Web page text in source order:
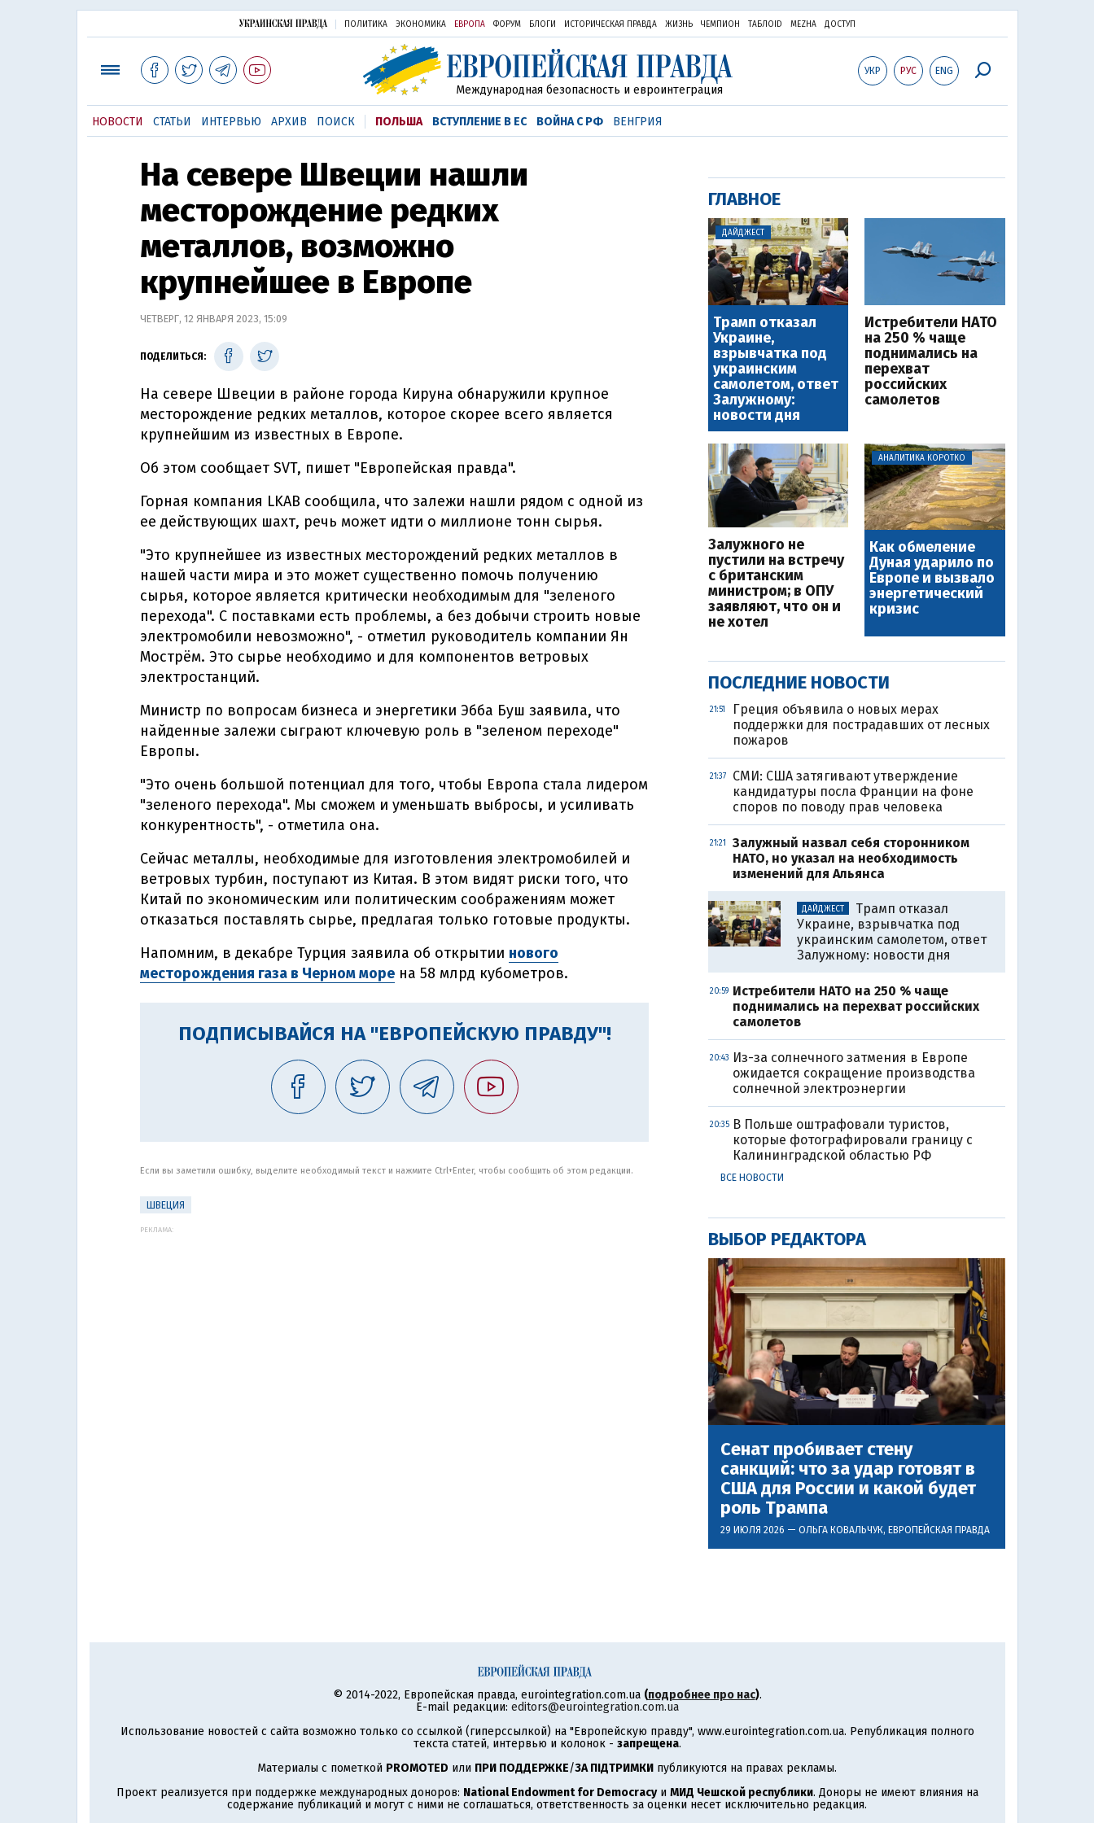
ПОЛИТИКА ЭКОНОМИКА ЕВРОПА ФОРУМ БЛОГИ ИСТОРИЧЕСКАЯ ПРАВДА ЖИЗНЬ ЧЕМПИОН ТАБЛОID MEZHA ДОСТУП
УКР РУС ENG
Международная безопасность и евроинтеграция
НОВОСТИ СТАТЬИ ИНТЕРВЬЮ АРХИВ ПОИСК ПОЛЬША ВСТУПЛЕНИЕ В ЕС ВОЙНА С РФ ВЕНГРИЯ
На севере Швеции нашли
месторождение редких
металлов, возможно
крупнейшее в Европе
ЧЕТВЕРГ, 12 ЯНВАРЯ 2023, 15:09
ПОДЕЛИТЬСЯ:
На севере Швеции в районе города Кируна обнаружили крупное
месторождение редких металлов, которое скорее всего является
крупнейшим из известных в Европе.
Об этом сообщает SVT, пишет "Европейская правда".
Горная компания LKAB сообщила, что залежи нашли рядом с одной из
ее действующих шахт, речь может идти о миллионе тонн сырья.
"Это крупнейшее из известных месторождений редких металлов в
нашей части мира и это может существенно помочь получению
сырья, которое является критически необходимым для "зеленого
перехода". С поставками есть проблемы, а без добычи строить новые
электромобили невозможно", - отметил руководитель компании Ян
Мострём. Это сырье необходимо и для компонентов ветровых
электростанций.
Министр по вопросам бизнеса и энергетики Эбба Буш заявила, что
найденные залежи сыграют ключевую роль в "зеленом переходе"
Европы.
"Это очень большой потенциал для того, чтобы Европа стала лидером
"зеленого перехода". Мы сможем и уменьшать выбросы, и усиливать
конкурентность", - отметила она.
Сейчас металлы, необходимые для изготовления электромобилей и
ветровых турбин, поступают из Китая. В этом видят риски того, что
Китай по экономическим или политическим соображениям может
отказаться поставлять сырье, предлагая только готовые продукты.
Напомним, в декабре Турция заявила об открытии нового
месторождения газа в Черном море на 58 млрд кубометров.
ПОДПИСЫВАЙСЯ НА "ЕВРОПЕЙСКУЮ ПРАВДУ"!
Если вы заметили ошибку, выделите необходимый текст и нажмите Ctrl+Enter, чтобы сообщить об этом редакции.
ШВЕЦИЯ
РЕКЛАМА:
ГЛАВНОЕ
ДАЙДЖЕСТ
Трамп отказал
Украине,
взрывчатка под
украинским
самолетом, ответ
Залужному:
новости дня
Истребители НАТО
на 250 % чаще
поднимались на
перехват
российских
самолетов
Залужного не
пустили на встречу
с британским
министром; в ОПУ
заявляют, что он и
не хотел
АНАЛИТИКА КОРОТКО
Как обмеление
Дуная ударило по
Европе и вызвало
энергетический
кризис
ПОСЛЕДНИЕ НОВОСТИ
21:51
Греция объявила о новых мерах
поддержки для пострадавших от лесных
пожаров
21:37
СМИ: США затягивают утверждение
кандидатуры посла Франции на фоне
споров по поводу прав человека
21:21
Залужный назвал себя сторонником
НАТО, но указал на необходимость
изменений для Альянса
ДАЙДЖЕСТ
Трамп отказал
Украине, взрывчатка под
украинским самолетом, ответ
Залужному: новости дня
20:59 Истребители НАТО на 250 % чаще
поднимались на перехват российских
самолетов
20:43 Из-за солнечного затмения в Европе
ожидается сокращение производства
солнечной электроэнергии
20:35 В Польше оштрафовали туристов,
которые фотографировали границу с
Калининградской областью РФ
ВСЕ НОВОСТИ
ВЫБОР РЕДАКТОРА
Сенат пробивает стену
санкций: что за удар готовят в
США для России и какой будет
роль Трампа
29 ИЮЛЯ 2026 — ОЛЬГА КОВАЛЬЧУК, ЕВРОПЕЙСКАЯ ПРАВДА
© 2014-2022, Европейская правда, eurointegration.com.ua (подробнее про нас).
E-mail редакции: editors@eurointegration.com.ua
Использование новостей с сайта возможно только со ссылкой (гиперссылкой) на "Европейскую правду", www.eurointegration.com.ua. Републикация полного
текста статей, интервью и колонок - запрещена.
Материалы с пометкой PROMOTED или ПРИ ПОДДЕРЖКЕ/ЗА ПІДТРИМКИ публикуются на правах рекламы.
Проект реализуется при поддержке международных доноров: National Endowment for Democracyи МИД Чешской республики. Доноры не имеют влияния на
содержание публикаций и могут с ними не соглашаться, ответственность за оценки несет исключительно редакция.